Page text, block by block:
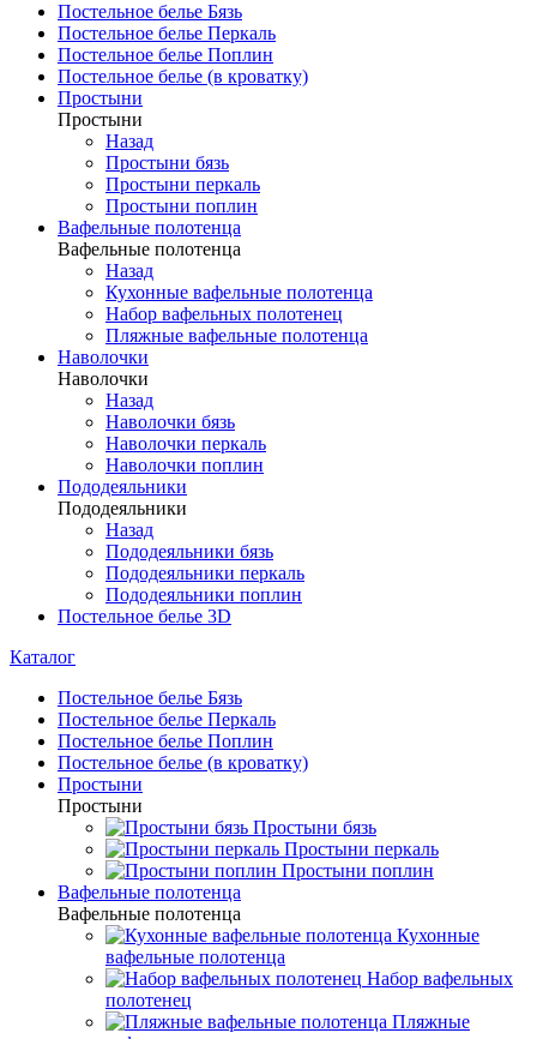
Постельное белье Бязь
Постельное белье Перкаль
Постельное белье Поплин
Постельное белье (в кроватку)
Простыни
Простыни
Назад
Простыни бязь
Простыни перкаль
Простыни поплин
Вафельные полотенца
Вафельные полотенца
Назад
Кухонные вафельные полотенца
Набор вафельных полотенец
Пляжные вафельные полотенца
Наволочки
Наволочки
Назад
Наволочки бязь
Наволочки перкаль
Наволочки поплин
Пододеяльники
Пододеяльники
Назад
Пододеяльники бязь
Пододеяльники перкаль
Пододеяльники поплин
Постельное белье 3D
Каталог
Постельное белье Бязь
Постельное белье Перкаль
Постельное белье Поплин
Постельное белье (в кроватку)
Простыни
Простыни
Простыни бязь
Простыни перкаль
Простыни поплин
Вафельные полотенца
Вафельные полотенца
Кухонные
вафельные полотенца
Набор вафельных
полотенец
Пляжные